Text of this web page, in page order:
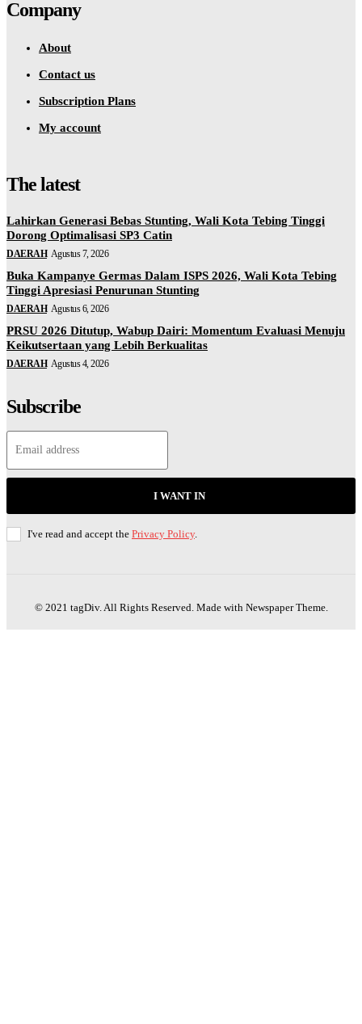
Company
About
Contact us
Subscription Plans
My account
The latest
Lahirkan Generasi Bebas Stunting, Wali Kota Tebing Tinggi
Dorong Optimalisasi SP3 Catin
DAERAH Agustus 7, 2026
Buka Kampanye Germas Dalam ISPS 2026, Wali Kota Tebing
Tinggi Apresiasi Penurunan Stunting
DAERAH Agustus 6, 2026
PRSU 2026 Ditutup, Wabup Dairi: Momentum Evaluasi Menuju
Keikutsertaan yang Lebih Berkualitas
DAERAH Agustus 4, 2026
Subscribe
I WANT IN
I've read and accept the Privacy Policy.
© 2021 tagDiv. All Rights Reserved. Made with Newspaper Theme.